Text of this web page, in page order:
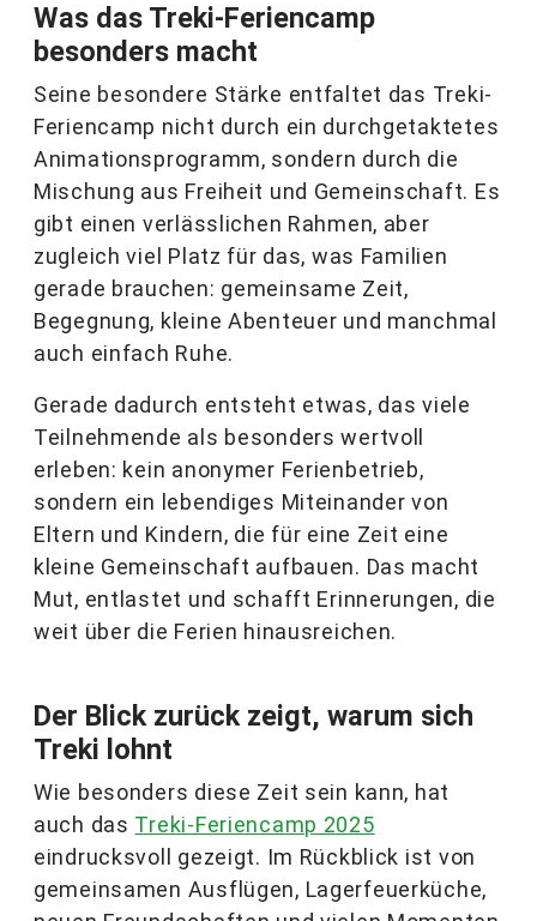
Was das Treki-Feriencamp
besonders macht
Seine besondere Stärke entfaltet das Treki-
Feriencamp nicht durch ein durchgetaktetes
Animationsprogramm, sondern durch die
Mischung aus Freiheit und Gemeinschaft. Es
gibt einen verlässlichen Rahmen, aber
zugleich viel Platz für das, was Familien
gerade brauchen: gemeinsame Zeit,
Begegnung, kleine Abenteuer und manchmal
auch einfach Ruhe.
Gerade dadurch entsteht etwas, das viele
Teilnehmende als besonders wertvoll
erleben: kein anonymer Ferienbetrieb,
sondern ein lebendiges Miteinander von
Eltern und Kindern, die für eine Zeit eine
kleine Gemeinschaft aufbauen. Das macht
Mut, entlastet und schafft Erinnerungen, die
weit über die Ferien hinausreichen.
Der Blick zurück zeigt, warum sich
Treki lohnt
Wie besonders diese Zeit sein kann, hat
auch das Treki-Feriencamp 2025
eindrucksvoll gezeigt. Im Rückblick ist von
gemeinsamen Ausflügen, Lagerfeuerküche,